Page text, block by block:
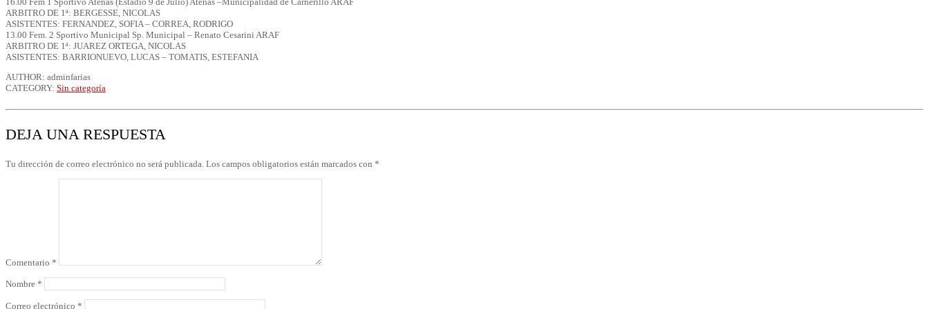
ARBITRO DE 1ª: BERGESSE, NICOLAS
ASISTENTES: FERNANDEZ, SOFIA – CORREA, RODRIGO
13.00 Fem. 2 Sportivo Municipal Sp. Municipal – Renato Cesarini ARAF
ARBITRO DE 1ª: JUAREZ ORTEGA, NICOLAS
ASISTENTES: BARRIONUEVO, LUCAS – TOMATIS, ESTEFANIA
AUTHOR: adminfarias
CATEGORY: Sin categoría
DEJA UNA RESPUESTA
Tu dirección de correo electrónico no será publicada. Los campos obligatorios están marcados con *
Comentario *
Nombre *
Correo electrónico *